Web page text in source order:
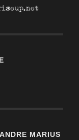
MARIUS